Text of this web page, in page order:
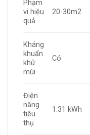
Phạm
vi hiệu
quả
20-30m2
Kháng
khuẩn
khử
mùi
Có
Điện
năng
tiêu
thụ
1.31 kWh